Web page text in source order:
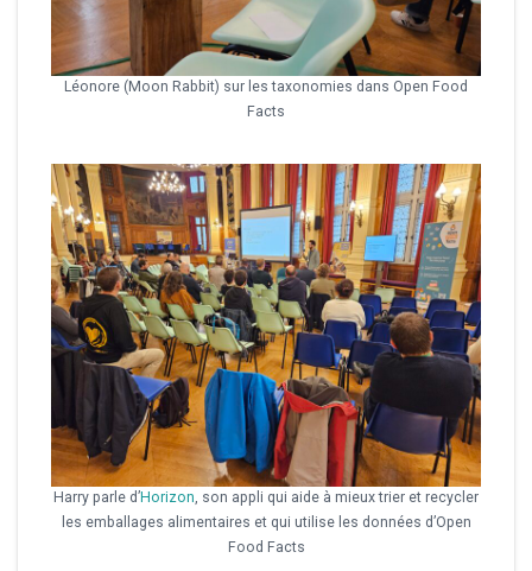
Léonore (Moon Rabbit) sur les taxonomies dans Open Food
Facts
Harry parle d’Horizon, son appli qui aide à mieux trier et recycler
les emballages alimentaires et qui utilise les données d’Open
Food Facts